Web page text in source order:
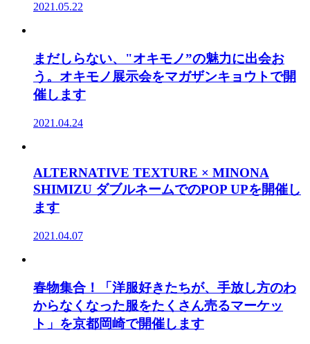
2021.05.22
まだしらない、"オキモノ”の魅力に出会お
う。オキモノ展示会をマガザンキョウトで開
催します
2021.04.24
ALTERNATIVE TEXTURE × MINONA
SHIMIZU ダブルネームでのPOP UPを開催し
ます
2021.04.07
春物集合！「洋服好きたちが、手放し方のわ
からなくなった服をたくさん売るマーケッ
ト」を京都岡崎で開催します